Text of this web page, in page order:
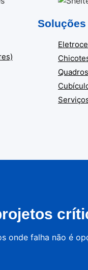
onde falha não é